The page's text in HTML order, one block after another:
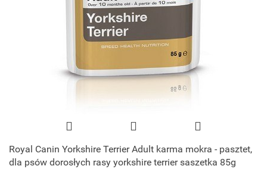
Royal Canin Yorkshire Terrier Adult karma mokra - pasztet,
dla psów dorosłych rasy yorkshire terrier saszetka 85g